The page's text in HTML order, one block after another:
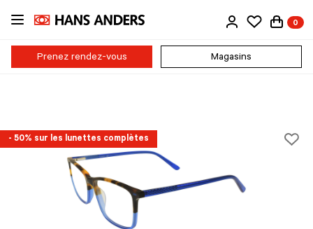
Passer
contenu
principal
0
Prenez rendez-vous Magasins
- 50% sur les lunettes complètes